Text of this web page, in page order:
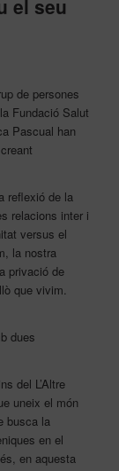
el seu
de persones
Fundació Salut
Pascual han
reflexió de la
relacions inter i
versus el
la nostra
privació de
que vivim.
dues
del L’Altre
uneix el món
busca la
en el
en aquesta